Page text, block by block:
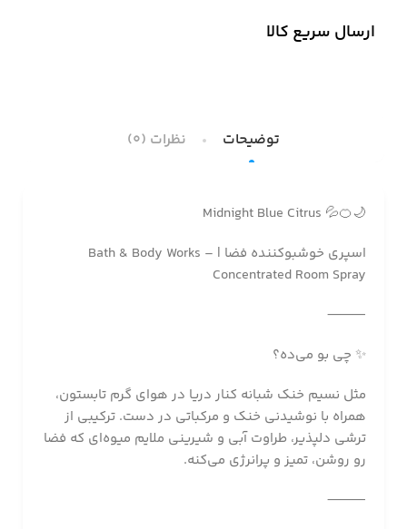
ارسال سریع کالا
توضیحات نظرات (0)
🌙🍊💦 Midnight Blue Citrus
اسپری خوشبوکننده فضا | Bath & Body Works –
Concentrated Room Spray
⸻
✨ چی بو می‌ده؟
مثل نسیم خنک شبانه کنار دریا در هوای گرم تابستون،
همراه با نوشیدنی خنک و مرکباتی در دست. ترکیبی از
ترشی دلپذیر، طراوت آبی و شیرینی ملایم میوه‌ای که فضا
رو روشن، تمیز و پرانرژی می‌کنه.
⸻